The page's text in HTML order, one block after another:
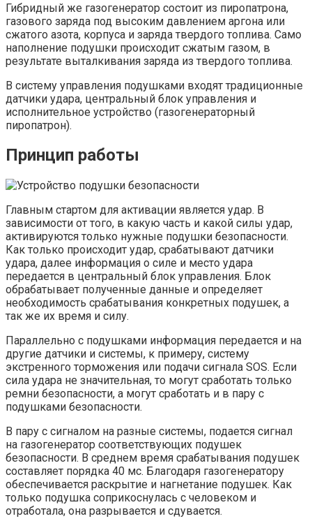
Гибридный же газогенератор состоит из пиропатрона,
газового заряда под высоким давлением аргона или
сжатого азота, корпуса и заряда твердого топлива. Само
наполнение подушки происходит сжатым газом, в
результате выталкивания заряда из твердого топлива.
В систему управления подушками входят традиционные
датчики удара, центральный блок управления и
исполнительное устройство (газогенераторный
пиропатрон).
Принцип работы
Главным стартом для активации является удар. В
зависимости от того, в какую часть и какой силы удар,
активируются только нужные подушки безопасности.
Как только происходит удар, срабатывают датчики
удара, далее информация о силе и место удара
передается в центральный блок управления. Блок
обрабатывает полученные данные и определяет
необходимость срабатывания конкретных подушек, а
так же их время и силу.
Параллельно с подушками информация передается и на
другие датчики и системы, к примеру, систему
экстренного торможения или подачи сигнала SOS. Если
сила удара не значительная, то могут сработать только
ремни безопасности, а могут сработать и в пару с
подушками безопасности.
В пару с сигналом на разные системы, подается сигнал
на газогенератор соответствующих подушек
безопасности. В среднем время срабатывания подушек
составляет порядка 40 мс. Благодаря газогенератору
обеспечивается раскрытие и нагнетание подушек. Как
только подушка соприкоснулась с человеком и
отработала, она разрывается и сдувается.